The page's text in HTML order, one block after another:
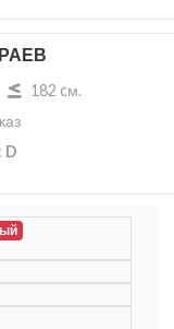
182 cм.
D